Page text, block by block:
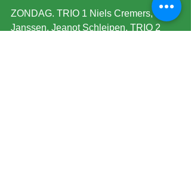
ZONDAG. TRIO 1 Niels Cremers, Jack
Janssen, Jeanot Schleipen. TRIO 2